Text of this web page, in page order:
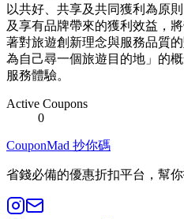
以共好、共享及共同獲利為原
及享有品牌帶來的獲利效益，
著對旅遊創新理念與服務品質
為自己尋一個旅遊目的地」的
服務體驗。
Active Coupons
0
CouponMad 抄你碼
省錢必備的優惠折扣平台，幫